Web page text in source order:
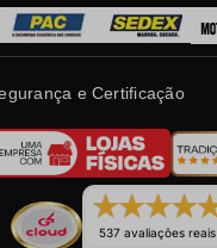
e Certificação
537 avaliações reais